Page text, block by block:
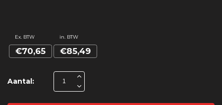
Aantal:
Ex. BTW in. BTW
€70,65 €85,49